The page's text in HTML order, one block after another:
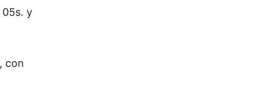
05s. y
, con